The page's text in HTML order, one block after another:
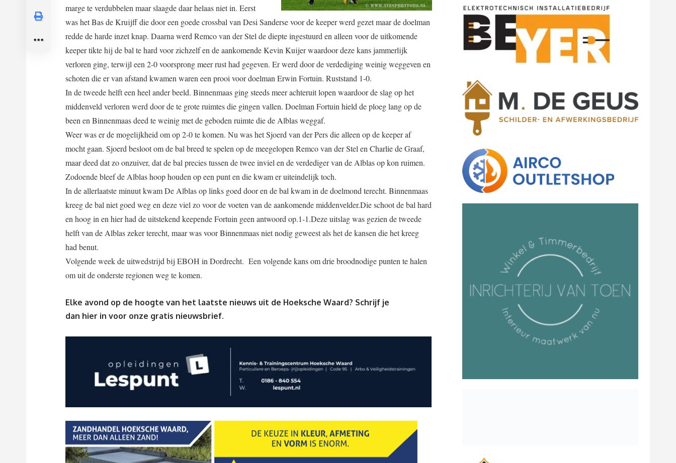
marge te verdubbelen maar slaagde daar helaas niet in. Eerst
was het Bas de Kruijff die door een goede crossbal van Desi Sanderse voor de keeper werd gezet maar de doelman
redde de harde inzet knap. Daarna werd Remco van der Stel de diepte ingestuurd en alleen voor de uitkomende
keeper tikte hij de bal te hard voor zichzelf en de aankomende Kevin Kuijer waardoor deze kans jammerlijk
verloren ging, terwijl een 2-0 voorsprong meer rust had gegeven. Er werd door de verdediging weinig weggeven en
schoten die er van afstand kwamen waren een prooi voor doelman Erwin Fortuin. Ruststand 1-0.
In de tweede helft een heel ander beeld. Binnenmaas ging steeds meer achteruit lopen waardoor de slag op het
middenveld verloren werd door de te grote ruimtes die gingen vallen. Doelman Fortuin hield de ploeg lang op de
been en Binnenmaas deed te weinig met de geboden ruimte die de Alblas weggaf.
Weer was er de mogelijkheid om op 2-0 te komen. Nu was het Sjoerd van der Pers die alleen op de keeper af
mocht gaan. Sjoerd besloot om de bal breed te spelen op de meegelopen Remco van der Stel en Charlie de Graaf,
maar deed dat zo onzuiver, dat de bal precies tussen de twee inviel en de verdediger van de Alblas op kon ruimen.
Zodoende bleef de Alblas hoop houden op een punt en die kwam er uiteindelijk toch.
In de allerlaatste minuut kwam De Alblas op links goed door en de bal kwam in de doelmond terecht. Binnenmaas
kreeg de bal niet goed weg en deze viel zo voor de voeten van de aankomende middenvelder.Die schoot de bal hard
en hoog in en hier had de uitstekend keepende Fortuin geen antwoord op.1-1.Deze uitslag was gezien de tweede
helft van de Alblas zeker terecht, maar was voor Binnenmaas niet nodig geweest als het de kansen die het kreeg
had benut.
Volgende week de uitwedstrijd bij EBOH in Dordrecht. Een volgende kans om drie broodnodige punten te halen
om uit de onderste regionen weg te komen.
Elke avond op de hoogte van het laatste nieuws uit de Hoeksche Waard? Schrijf je
dan hier in voor onze gratis nieuwsbrief.